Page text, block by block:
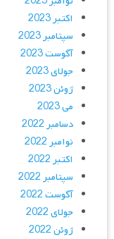
اکتبر 2023
سپتامبر 2023
آگوست 2023
جولای 2023
ژوئن 2023
می 2023
دسامبر 2022
نوامبر 2022
اکتبر 2022
سپتامبر 2022
آگوست 2022
جولای 2022
ژوئن 2022